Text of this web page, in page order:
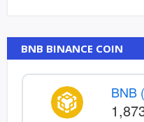
BNB BINANCE COIN
BNB